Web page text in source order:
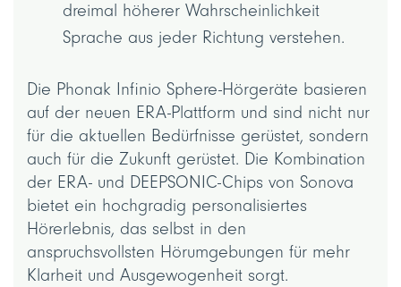
dreimal höherer Wahrscheinlichkeit
Sprache aus jeder Richtung verstehen.
Die Phonak Infinio Sphere-Hörgeräte basieren
auf der neuen ERA-Plattform und sind nicht nur
für die aktuellen Bedürfnisse gerüstet, sondern
auch für die Zukunft gerüstet. Die Kombination
der ERA- und DEEPSONIC-Chips von Sonova
bietet ein hochgradig personalisiertes
Hörerlebnis, das selbst in den
anspruchsvollsten Hörumgebungen für mehr
Klarheit und Ausgewogenheit sorgt.